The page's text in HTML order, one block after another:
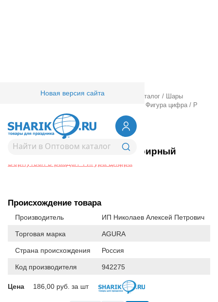
Новая версия сайта
Товары для праздника/ Оптовый каталог /
Шары
Фигура цифра / Р
ЦИФРА 8 40" Зефирный
1207-6510Р ЦИФРА 8 40" Зефирный
Вернуться в раздел Фигура цифра
Происхождение товара
Производитель ИП Николаев Алексей Петрович
Торговая марка AGURA
Страна происхождения Россия
Код производителя 942275
Цена 186,00 руб. за шт